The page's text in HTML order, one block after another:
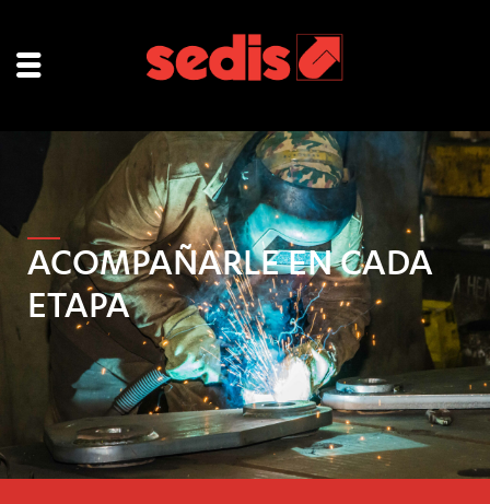
ACOMPAÑARLE EN CADA
ETAPA